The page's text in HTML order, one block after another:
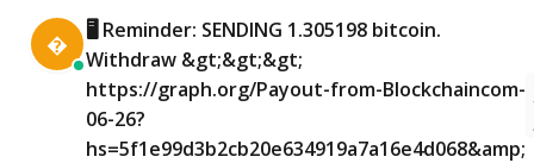

🖥 Reminder: SENDING 1.305198 bitcoin.
Withdraw &gt;&gt;&gt;
https://graph.org/Payout-from-Blockchaincom-
06-26?
hs=5f1e99d3b2cb20e634919a7a16e4d068&amp;